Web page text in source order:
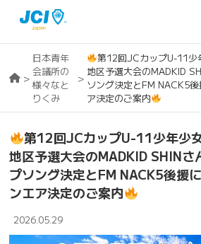
>
日本青年
会議所の
様々なと
りくみ
>
第12回JCカップU-11少
地区予選大会のMADKID
ソング決定とFM NACK5
ア決定のご案内
第12回JCカップU-11少年少
地区予選大会のMADKID SHINさ
プソング決定とFM NACK5後援
ンエア決定のご案内
2026.05.29